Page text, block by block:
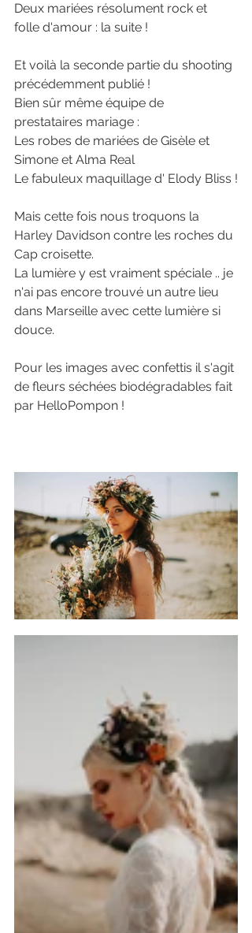
Deux mariées résolument rock et
folle d'amour : la suite !
Et voilà la seconde partie du shooting
précédemment publié !
Bien sûr même équipe de
prestataires mariage :
Les robes de mariées de Gisèle et
Simone et Alma Real
Le fabuleux maquillage d' Elody Bliss !
Mais cette fois nous troquons la
Harley Davidson contre les roches du
Cap croisette.
La lumière y est vraiment spéciale .. je
n'ai pas encore trouvé un autre lieu
dans Marseille avec cette lumière si
douce.
Pour les images avec confettis il s'agit
de fleurs séchées biodégradables fait
par HelloPompon !